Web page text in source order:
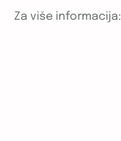
Za više informacija: